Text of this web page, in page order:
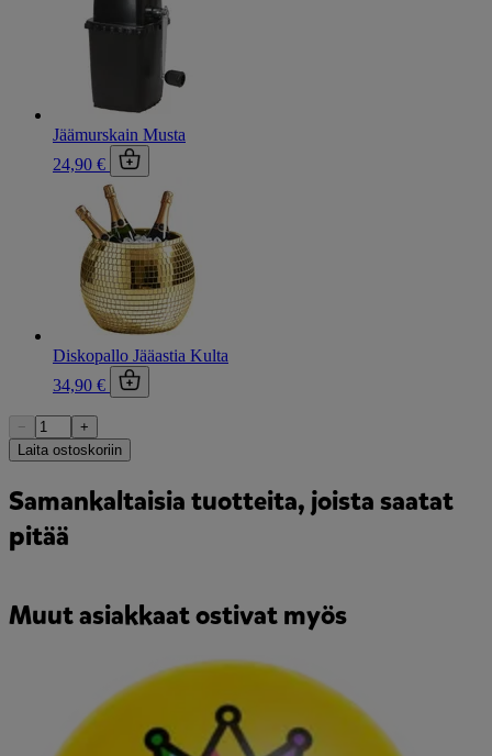
Jäämurskain Musta
24,90 €
Diskopallo Jääastia Kulta
34,90 €
−
+
Laita ostoskoriin
Samankaltaisia tuotteita, joista saatat
pitää
Muut asiakkaat ostivat myös